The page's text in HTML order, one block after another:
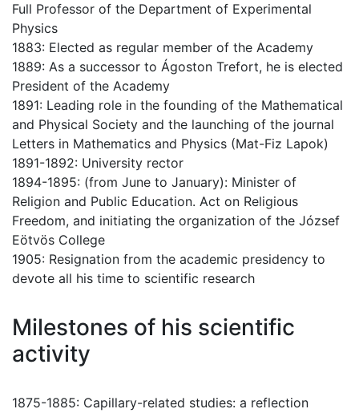
Full Professor of the Department of Experimental
Physics
1883: Elected as regular member of the Academy
1889: As a successor to Ágoston Trefort, he is elected
President of the Academy
1891: Leading role in the founding of the Mathematical
and Physical Society and the launching of the journal
Letters in Mathematics and Physics (Mat-Fiz Lapok)
1891-1892: University rector
1894-1895: (from June to January): Minister of
Religion and Public Education. Act on Religious
Freedom, and initiating the organization of the József
Eötvös College
1905: Resignation from the academic presidency to
devote all his time to scientific research
Milestones of his scientific
activity
1875-1885: Capillary-related studies: a reflection